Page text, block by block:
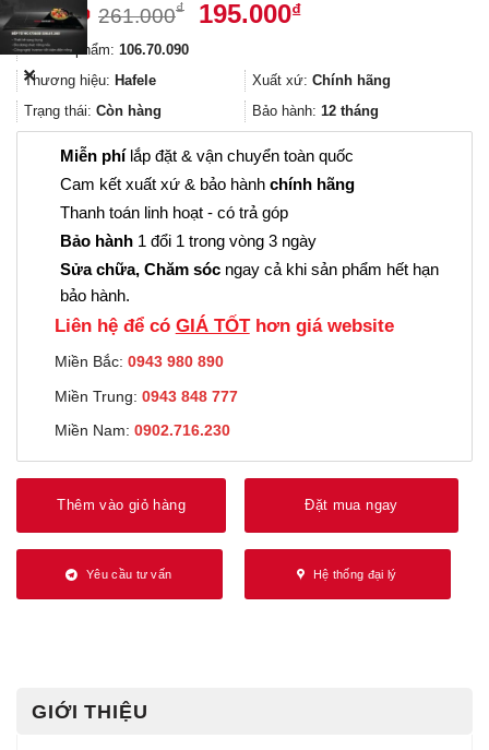
261.000₫
Giá
261.000₫.
195.000₫Giá
là:
195.000₫.
Mã sản phẩm: 106.70.090
Thương hiệu: Hafele Xuất xứ: Chính hãng
Trạng thái: Còn hàng Bảo hành: 12 tháng
Miễn phílắp đặt & vận chuyển toàn quốc
Cam kết xuất xứ & bảo hành chính hãng
Thanh toán linh hoạt - có trả góp
Bảo hành 1 đổi 1 trong vòng 3 ngày
Sửa chữa, Chăm sóc ngay cả khi sản phẩm hết hạn
bảo hành.
Liên hệ để có GIÁ TỐThơn giá website
Miền Bắc: 0943 980 890
Miền Trung: 0943 848 777
Miền Nam: 0902.716.230
Thêm vào giỏ hàng Đặt mua ngay
Yêu cầu tư vấn Hệ thống đại lý
GIỚI THIỆU
✕